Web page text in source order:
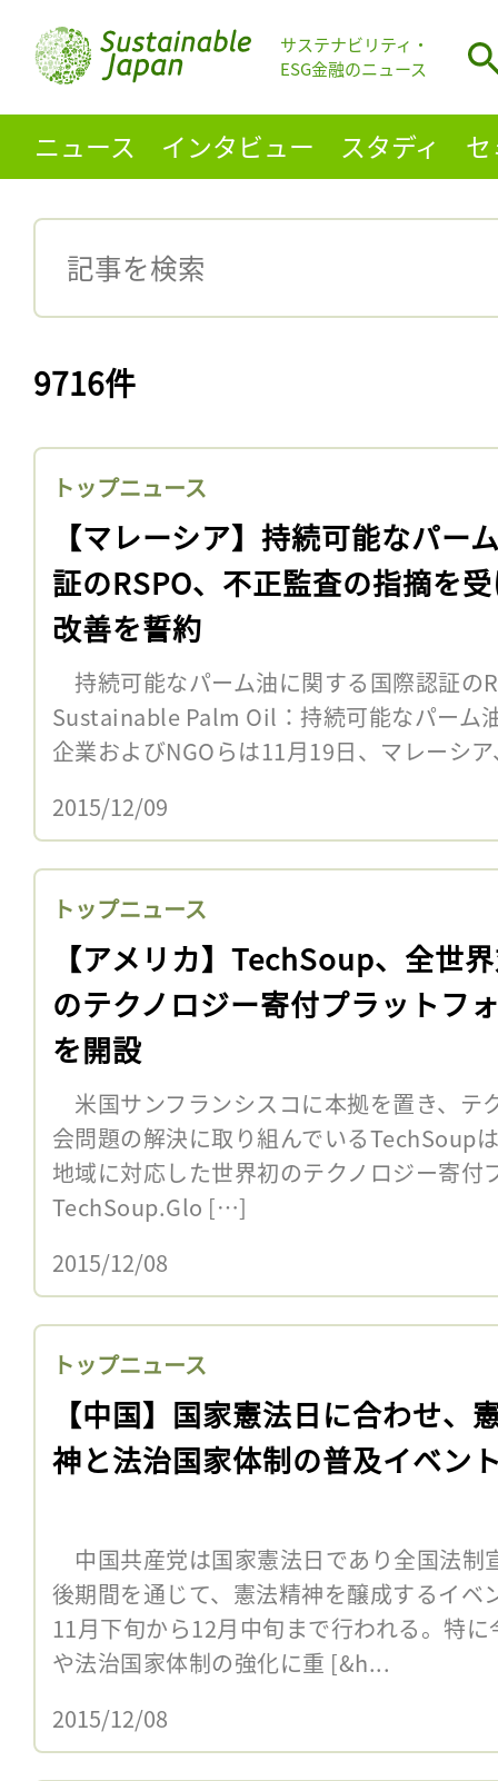
サステナビリティ・
ESG金融のニュース
ニュース インタビュー スタディ
9716件
トップニュース
【マレーシア】持続可能なパー
証のRSPO、不正監査の指摘を
改善を誓約
持続可能なパーム油に関する国際認証
Sustainable Palm Oil：持続可能なパーム
企業およびNGOらは11月19日、マレーシ
2015/12/09
トップニュース
【アメリカ】TechSoup、全世
のテクノロジー寄付プラットフ
を開設
米国サンフランシスコに本拠を置き、テ
会問題の解決に取り組んでいるTechSoup
地域に対応した世界初のテクノロジー寄付
TechSoup.Glo […]
2015/12/08
トップニュース
【中国】国家憲法日に合わせ、
神と法治国家体制の普及イベン
中国共産党は国家憲法日であり全国法制
後期間を通じて、憲法精神を醸成するイベ
11月下旬から12月中旬まで行われる。特
や法治国家体制の強化に重 [&h...
2015/12/08